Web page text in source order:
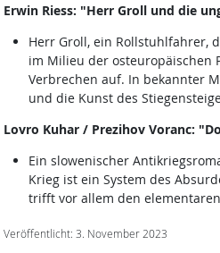
Erwin Riess: "Herr Groll und die
Herr Groll, ein Rollstuhlfahrer,
im Milieu der osteuropäischen
Verbrechen auf. In bekannter
und die Kunst des
Lovro Kuhar / Prezihov Voranc:
Ein slowenischer
Krieg ist ein System des
trifft vor allem den
Veröffentlicht: 3. November 2023